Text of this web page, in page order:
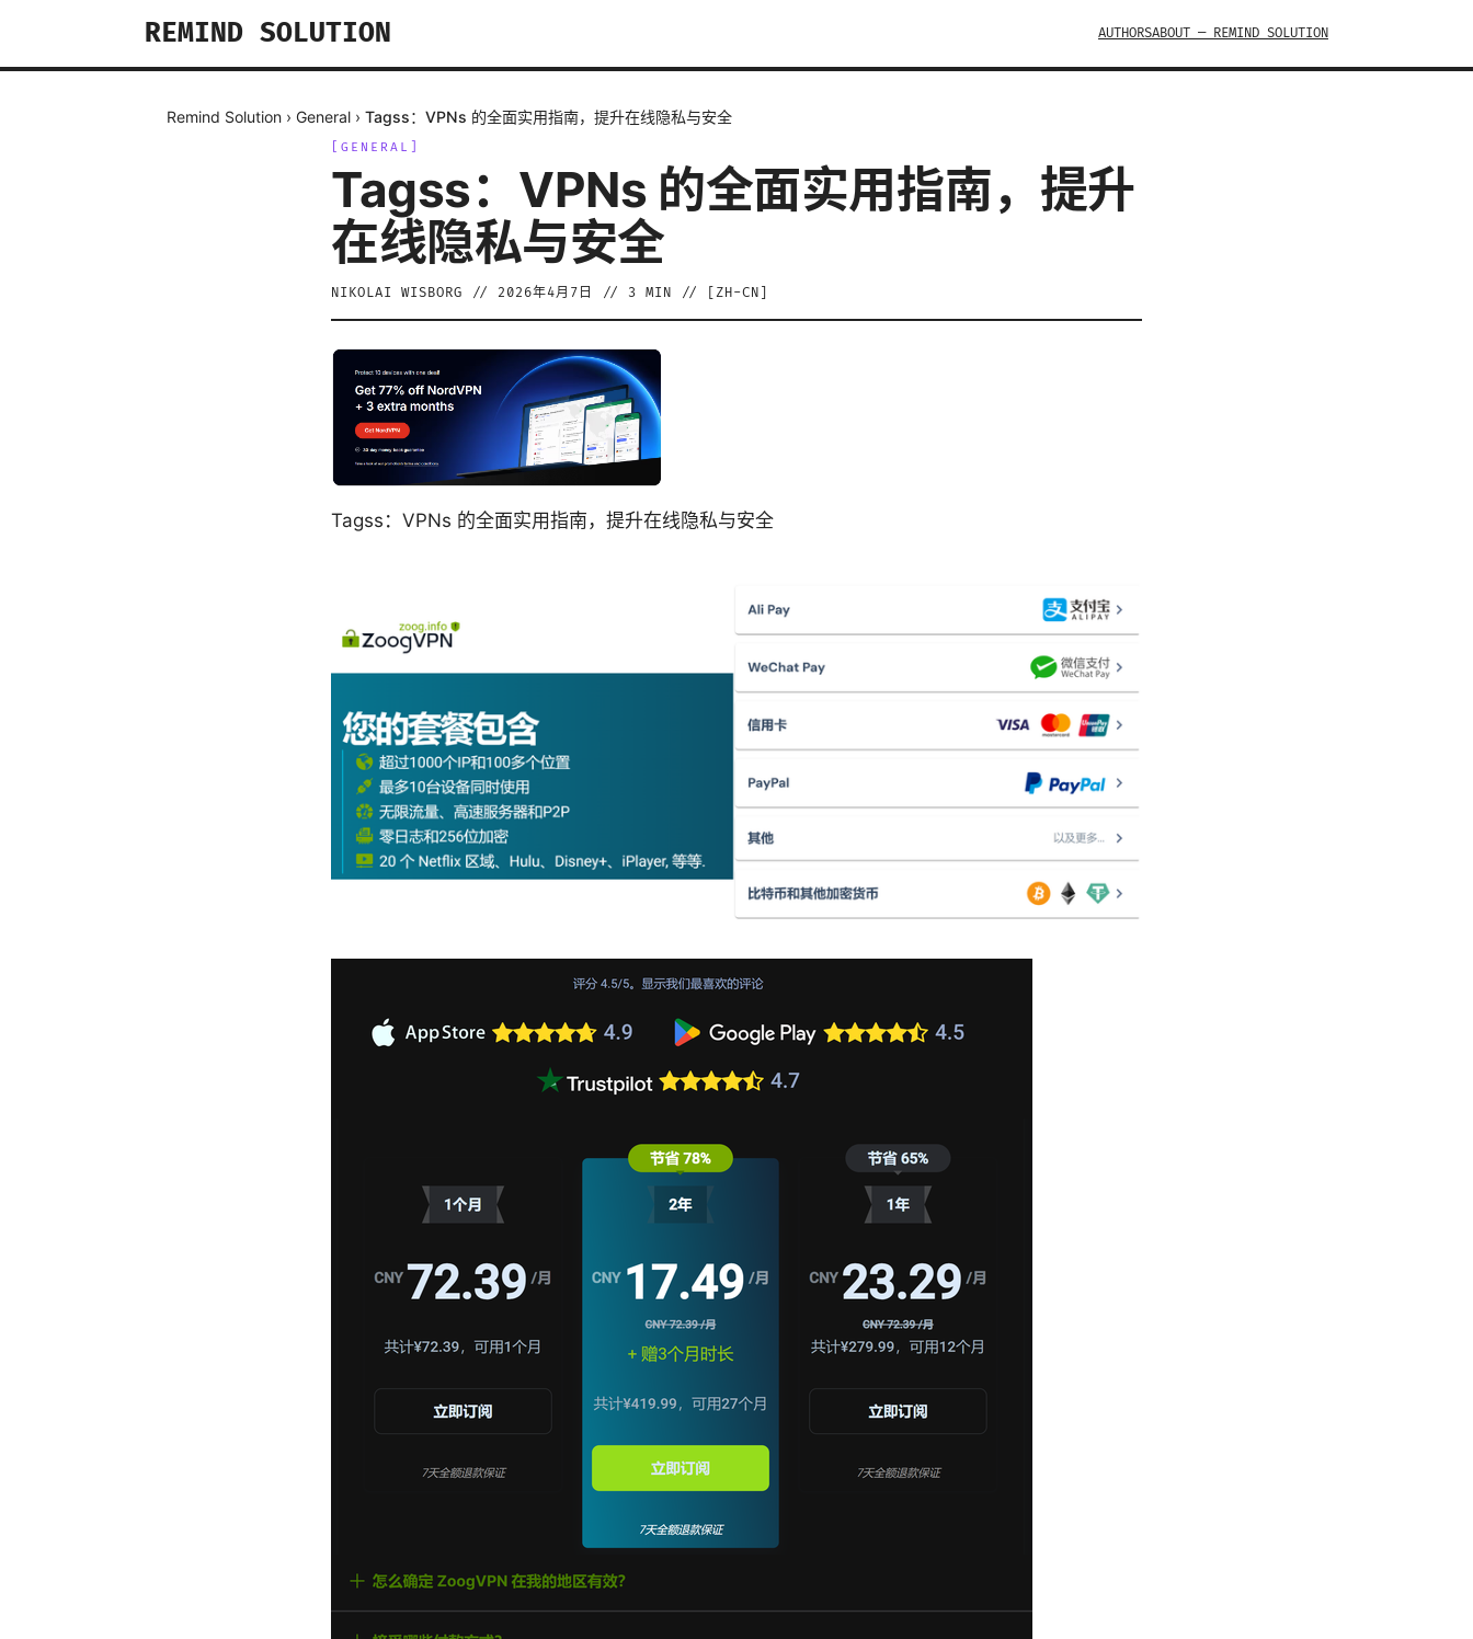
REMIND SOLUTION AUTHORSABOUT — REMIND SOLUTION
Remind Solution › General › Tagss：VPNs 的全面实用指南，提升在线隐私与安全
GENERAL
Tagss：VPNs 的全面实用指南，提升
在线隐私与安全
NIKOLAI WISBORG // 2026年4月7日 // 3 MIN // [ ZH-CN
Tagss：VPNs 的全面实用指南，提升在线隐私与安全